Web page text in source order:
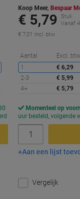
Korting
Koop Meer, Bespaar
€ 5,79
Stuk
Vanaf
€ 7,01 Incl. btw
Aantal Excl. btw
1
€ 6,29
2-3
€ 5,99
4+
€ 5,79
Momenteel op
uur besteld, volgende
In
Aan een lijst
Vergelijk